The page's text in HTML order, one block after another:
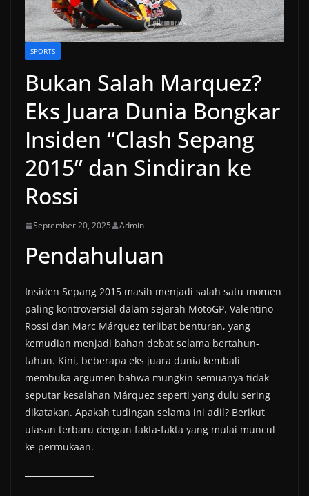
SPORTS
Bukan Salah Marquez?
Eks Juara Dunia Bongkar
Insiden “Clash Sepang
2015” dan Sindiran ke
Rossi
September 20, 2025 Admin
Pendahuluan
Insiden Sepang 2015 masih menjadi salah satu momen
paling kontroversial dalam sejarah MotoGP. Valentino
Rossi dan Marc Márquez terlibat benturan, yang
kemudian menjadi bahan debat selama bertahun-
tahun. Kini, beberapa eks juara dunia kembali
membuka argumen bahwa mungkin semuanya tidak
seputar kesalahan Márquez seperti yang dulu sering
dikatakan. Apakah tudingan selama ini adil? Berikut
ulasan terbaru dengan fakta-fakta yang mulai muncul
ke permukaan.